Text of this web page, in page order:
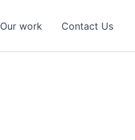
Our work Contact Us